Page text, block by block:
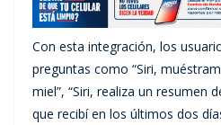
Con esta integración, los
preguntas como “Siri,
miel”, “Siri, realiza un resumen
que recibí en los últimos dos